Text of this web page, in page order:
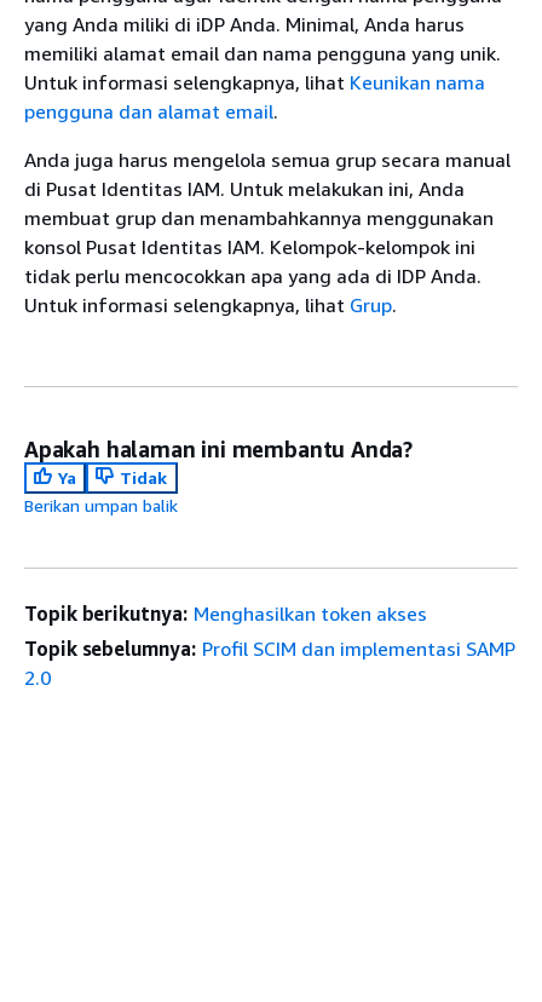
yang Anda miliki di iDP Anda. Minimal, Anda harus
memiliki alamat email dan nama pengguna yang unik.
Untuk informasi selengkapnya, lihat Keunikan nama
pengguna dan alamat email.
Anda juga harus mengelola semua grup secara manual
di Pusat Identitas IAM. Untuk melakukan ini, Anda
membuat grup dan menambahkannya menggunakan
konsol Pusat Identitas IAM. Kelompok-kelompok ini
tidak perlu mencocokkan apa yang ada di IDP Anda.
Untuk informasi selengkapnya, lihat Grup.
Apakah halaman ini membantu Anda?
Ya
Tidak
Berikan umpan balik
Topik berikutnya: Menghasilkan token akses
Topik sebelumnya: Profil SCIM dan implementasi SAMP
2.0